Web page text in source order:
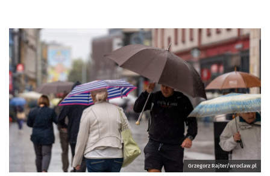
Grzegorz Rajter/wroclaw.pl